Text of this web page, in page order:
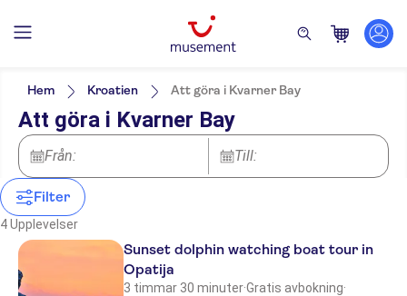
Filters
NO-PICKUP
Alternativ
Liten grupp
Elektronisk biljett
Omedelbar bekräftelse
Guidad rundtur
Entréavgift ingår
Utflykter & dagsturer
Rundturer till fots
Språk på utflykten
Italian
Hem Kroatien Att göra i Kvarner Bay
Att göra i Kvarner Bay
Från: Till:
Filter
4 Upplevelser
Sunset dolphin watching boat tour in
Opatija
3 timmar 30 minuter·Gratis avbokning·